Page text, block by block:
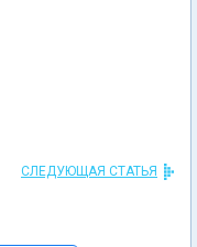
СЛЕДУЮЩАЯ СТАТЬЯ